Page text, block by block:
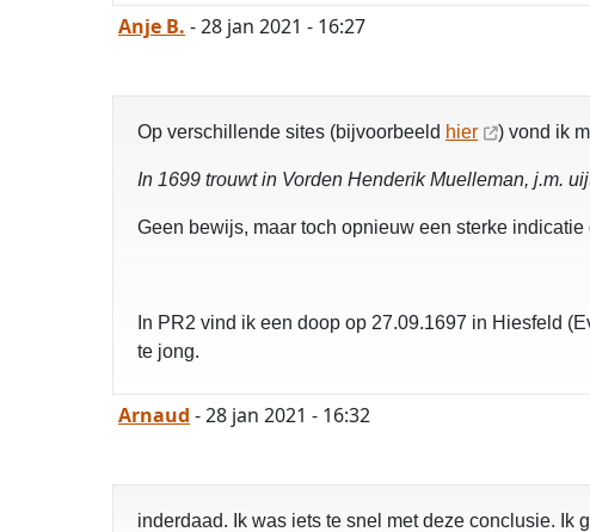
Anje B. - 28 jan 2021 - 16:27
Op verschillende sites (bijvoorbeeld hier ) vond ik
In 1699 trouwt in Vorden Henderik Muelleman, j.m.
Geen bewijs, maar toch opnieuw een sterke
In PR2 vind ik een doop op 27.09.1697 in Hiesfeld
te jong.
Arnaud - 28 jan 2021 - 16:32
inderdaad. Ik was iets te snel met deze conclusie.